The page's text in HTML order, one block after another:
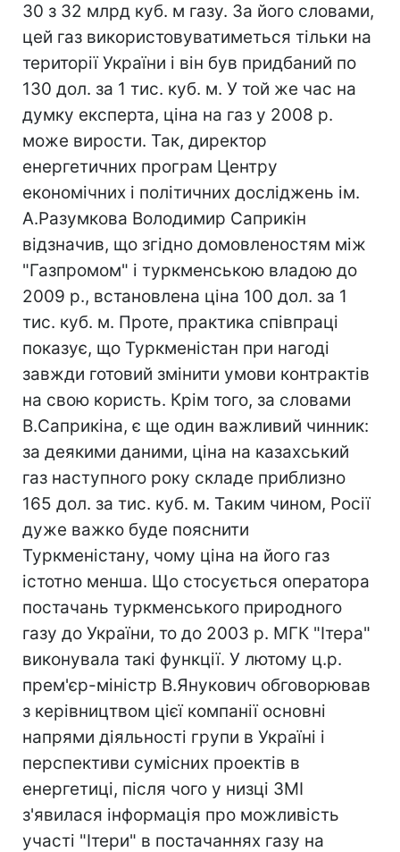
30 з 32 млрд куб. м газу. За його словами,
цей газ використовуватиметься тільки на
території України і він був придбаний по
130 дол. за 1 тис. куб. м. У той же час на
думку експерта, ціна на газ у 2008 р.
може вирости. Так, директор
енергетичних програм Центру
економічних і політичних досліджень ім.
А.Разумкова Володимир Саприкiн
відзначив, що згідно домовленостям між
"Газпромом" і туркменською владою до
2009 р., встановлена ціна 100 дол. за 1
тис. куб. м. Проте, практика співпраці
показує, що Туркменістан при нагоді
завжди готовий змінити умови контрактів
на свою користь. Крім того, за словами
В.Саприкiна, є ще один важливий чинник:
за деякими даними, ціна на казахський
газ наступного року складе приблизно
165 дол. за тис. куб. м. Таким чином, Росії
дуже важко буде пояснити
Туркменістану, чому ціна на його газ
істотно менша. Що стосується оператора
постачань туркменського природного
газу до України, то до 2003 р. МГК "Ітера"
виконувала такі функції. У лютому ц.р.
прем'єр-міністр В.Янукович обговорював
з керівництвом цієї компанії основні
напрями діяльності групи в Україні і
перспективи сумісних проектів в
енергетиці, після чого у низці ЗМІ
з'явилася інформація про можливість
участі "Ітери" в постачаннях газу на